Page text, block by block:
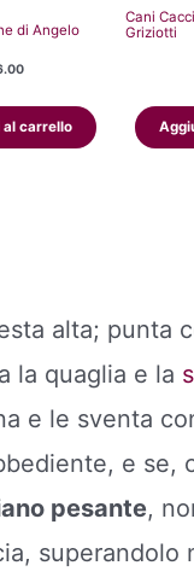
di Angelo
al carrello
Cani
Griziotti
alta; punta
la quaglia e la
e le sventa
e se,
pesante,
superandolo